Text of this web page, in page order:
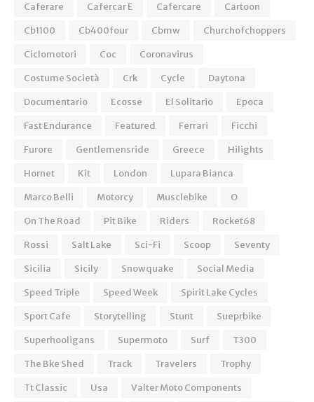
Caferare
Cafercar E Cafercare
Cartoon
Cb1100
Cb400four Cbmw
Churchofchoppers
Ciclomotori
Coc
Coronavirus
Costume Società
Crk Cycle
Daytona
Documentario
Ecosse El Solitario
Epoca
Fast Endurance
Featured Ferrari
Ficchi
Furore
Gentlemensride Greece
Hilights
Hornet
Kit London
Lupara Bianca
Marco Belli
Motorcy Musclebike
O
On The Road
Pit Bike Riders
Rocket68
Rossi
Salt Lake Sci-Fi Scoop
Seventy
Sicilia
Sicily Snowquake
Social Media
Speed Triple
Speed Week
Spirit Lake Cycles
Sport Cafe
Storytelling Stunt
Sueprbike
Superhooligans
Supermoto Surf
T300
The Bke Shed
Track Travelers
Trophy
Tt Classic
Usa
Valter Moto Components